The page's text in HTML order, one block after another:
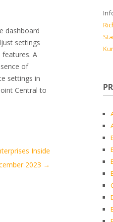
dashboard
settings
A
of
settings in
Central to
Inside
2023 →